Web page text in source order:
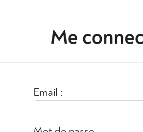
Me
Email :